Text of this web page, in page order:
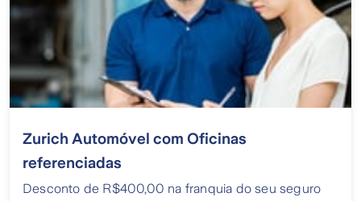
Zurich Automóvel com Oficinas
referenciadas
Desconto de R$400,00 na franquia do seu seguro